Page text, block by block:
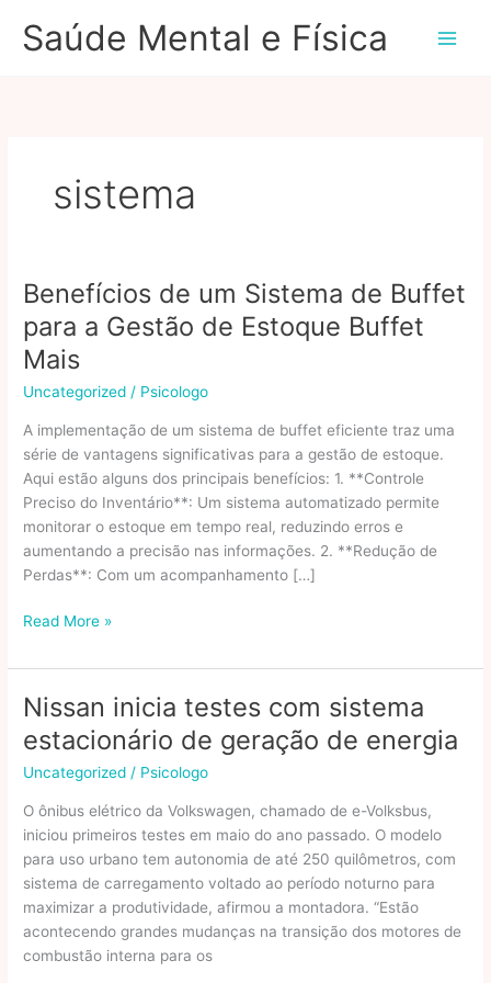
paraSaúde Mental e Física
sistema
Benefícios de um Sistema de Buffet
para a Gestão de Estoque Buffet
Mais
Uncategorized / Psicologo
A implementação de um sistema de buffet eficiente traz uma
série de vantagens significativas para a gestão de estoque.
Aqui estão alguns dos principais benefícios: 1. **Controle
Preciso do Inventário**: Um sistema automatizado permite
monitorar o estoque em tempo real, reduzindo erros e
aumentando a precisão nas informações. 2. **Redução de
Perdas**: Com um acompanhamento […]
Benefícios
um
Sistema
de
Buffet
para
Gestão
de
Estoque
Buffet
Mais
Read More »
Nissan inicia testes com sistema
estacionário de geração de energia
Uncategorized / Psicologo
O ônibus elétrico da Volkswagen, chamado de e-Volksbus,
iniciou primeiros testes em maio do ano passado. O modelo
para uso urbano tem autonomia de até 250 quilômetros, com
sistema de carregamento voltado ao período noturno para
maximizar a produtividade, afirmou a montadora. “Estão
acontecendo grandes mudanças na transição dos motores de
combustão interna para os